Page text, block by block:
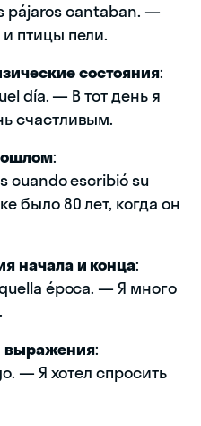
pájaros cantaban. —
птицы пели.
состояния:
día. — В тот день я
счастливым.
:
cuando escribió su
было 80 лет, когда он
начала и конца:
época. — Я много
выражения:
— Я хотел спросить